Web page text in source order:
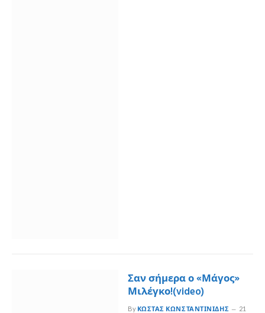
Σαν σήμερα ο «Μάγος»
Μιλέγκο!(video)
By ΚΏΣΤΑΣ ΚΩΝΣΤΑΝΤΙΝΊΔΗΣ
21